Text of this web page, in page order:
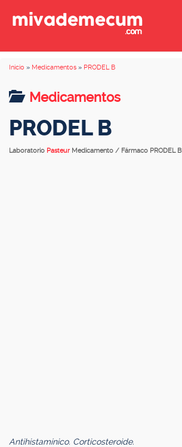
Inicio » Medicamentos » PRODEL B
Medicamentos
PRODEL B
Laboratorio Pasteur Medicamento / Fármaco PRODEL B
Antihistamínico. Corticosteroide.